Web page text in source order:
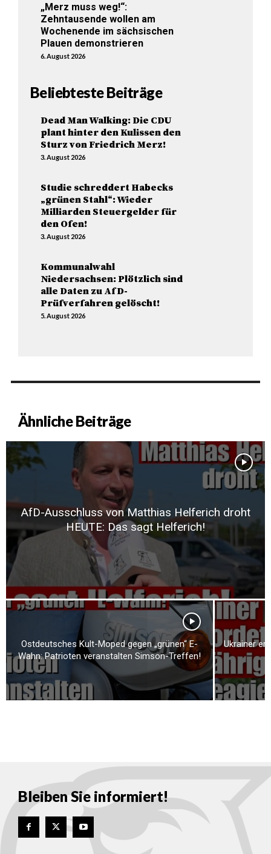
„Merz muss weg!“:
Zehntausende wollen am
Wochenende im sächsischen
Plauen demonstrieren
6. August 2026
Beliebteste Beiträge
Dead Man Walking: Die CDU
plant hinter den Kulissen den
Sturz von Friedrich Merz!
3. August 2026
Studie schreddert Habecks
„grünen Stahl“: Wieder
Milliarden Steuergelder für
den Ofen!
3. August 2026
Kommunalwahl
Niedersachsen: Plötzlich sind
alle Daten zu AfD-
Prüfverfahren gelöscht!
5. August 2026
Ähnliche Beiträge
AfD-Ausschluss von Matthias Helferich droht
HEUTE: Das sagt Helferich!
Ostdeutsches Kult-Moped gegen „grünen“ E-
Wahn: Patrioten veranstalten Simson-Treffen!
Ukrainer
Bleiben Sie informiert!